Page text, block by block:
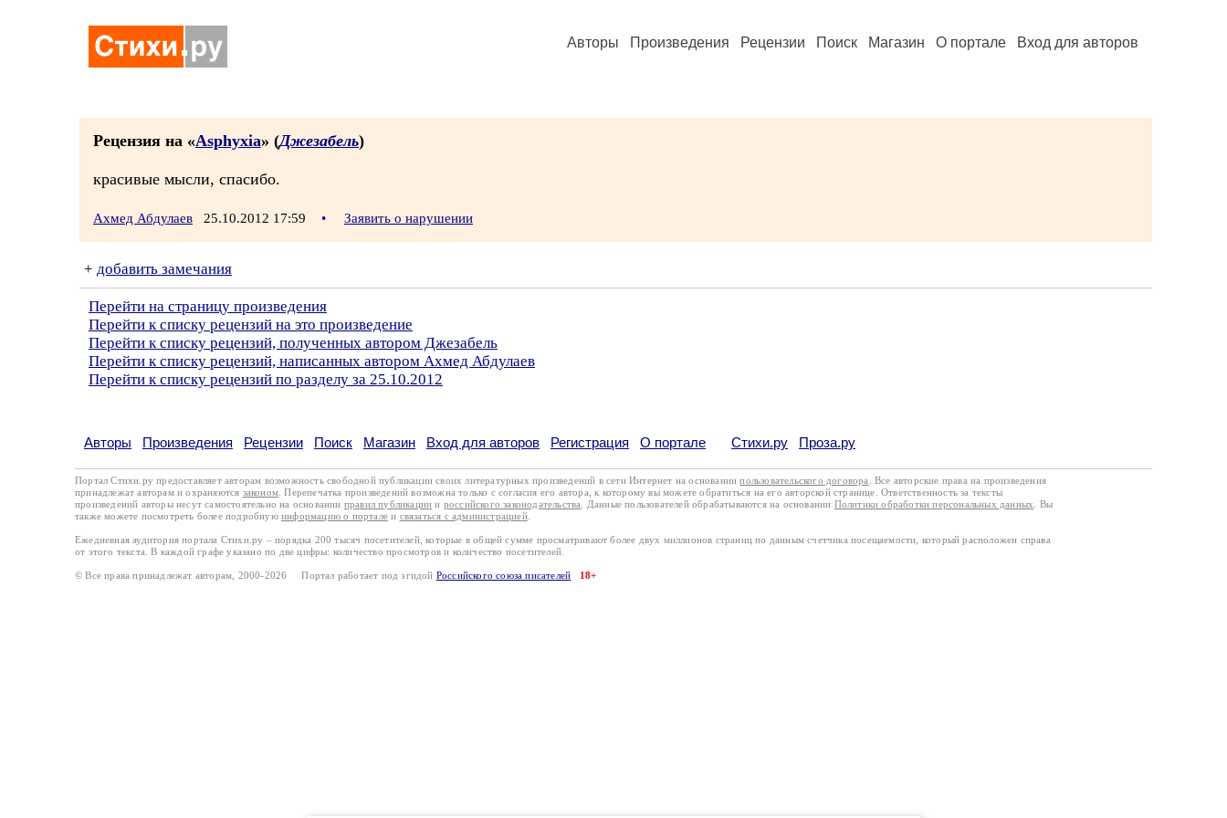
Авторы Произведения Рецензии Поиск Магазин О портале Вход для авторов
Рецензия на «Asphyxia» (Джезабель)
красивые мысли, спасибо.
Ахмед Абдулаев 25.10.2012 17:59 • Заявить о нарушении
+ добавить замечания
Перейти на страницу произведения
Перейти к списку рецензий на это произведение
Перейти к списку рецензий, полученных автором Джезабель
Перейти к списку рецензий, написанных автором Ахмед Абдулаев
Перейти к списку рецензий по разделу за 25.10.2012
Авторы Произведения Рецензии Поиск Магазин Вход для авторов Регистрация О портале Стихи.ру Проза.ру
Портал Стихи.ру предоставляет авторам возможность свободной публикации своих литературных произведений в сети Интернет на основаниипользовательского договора
. Все авторские права на произведения
принадлежат авторам и охраняются законом . Перепечатка произведений возможна только с согласия его автора, к которому вы можете обратиться на его авторской странице. Ответственность за тексты
произведений авторы несут самостоятельно на основании правил публикации и российского законодательства . Данные пользователей обрабатываются на основании Политики обработки персональных данных
. Вы
также можете посмотреть более подробную информацию о портале и связаться с администрацией.
Ежедневная аудитория портала Стихи.ру – порядка 200 тысяч посетителей, которые в общей сумме просматривают более двух миллионов страниц по данным счетчика посещаемости, который расположен справа
от этого текста. В каждой графе указано по две цифры: количество просмотров и количество посетителей.
© Все права принадлежат авторам, 2000-2026 Портал работает под эгидой Российского союза писателей 18+